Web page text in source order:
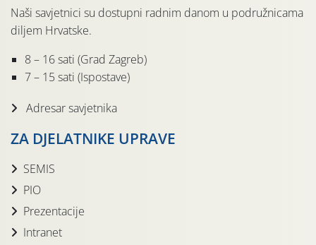
Naši savjetnici su dostupni radnim danom u podružnicama
diljem Hrvatske.
8 – 16 sati (Grad Zagreb)
7 – 15 sati (Ispostave)
Adresar savjetnika
ZA DJELATNIKE UPRAVE
SEMIS
PIO
Prezentacije
Intranet